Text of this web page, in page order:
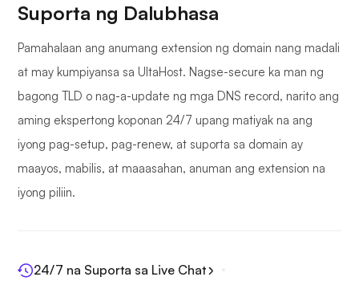
Suporta ng Dalubhasa
Pamahalaan ang anumang extension ng domain nang madali
at may kumpiyansa sa UltaHost. Nagse-secure ka man ng
bagong TLD o nag-a-update ng mga DNS record, narito ang
aming ekspertong koponan 24/7 upang matiyak na ang
iyong pag-setup, pag-renew, at suporta sa domain ay
maayos, mabilis, at maaasahan, anuman ang extension na
iyong piliin.
24/7 na Suporta sa Live Chat